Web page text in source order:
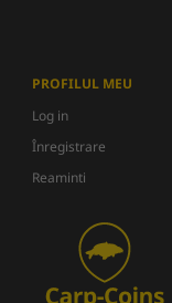
PROFILUL MEU
Log in
Înregistrare
Reaminti